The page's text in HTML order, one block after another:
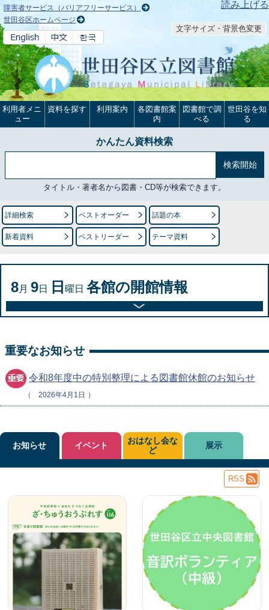
本文へ 読み上げる
障害者サービス（バリアフリーサービス）
世田谷区ホームページ
文字サイズ・背景色変更
利用者メニ
ュー
資料を探す 利用案内
各図書館案
内
図書館で調
べる
世田谷を知
る
かんたん資料検索
タイトル・著者名から図書・CD等が検索できます。
詳細検索 ベストオーダー 話題の本
新着資料 ベストリーダー テーマ資料
8月 9日 日 曜日 各館の開館情報
重要なお知らせ
令和8年度中の特別整理による図書館休館のお知らせ
2026年4月1日
お知らせ イベント
おはなし会な
ど
展示
RSS